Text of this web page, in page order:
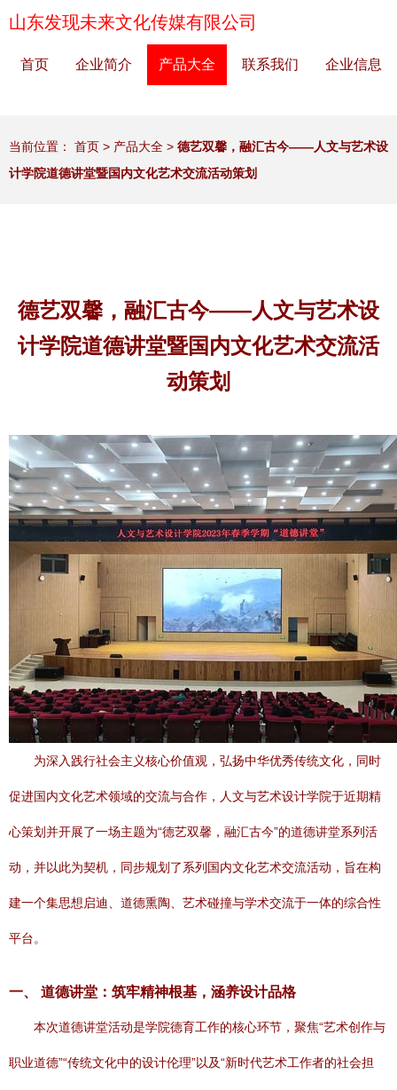
山东发现未来文化传媒有限公司
首页 企业简介 产品大全 联系我们 企业信息
当前位置： 首页 > 产品大全 > 德艺双馨，融汇古今——人文与艺术设
计学院道德讲堂暨国内文化艺术交流活动策划
德艺双馨，融汇古今——人文与艺术设
计学院道德讲堂暨国内文化艺术交流活
动策划
为深入践行社会主义核心价值观，弘扬中华优秀传统文化，同时
促进国内文化艺术领域的交流与合作，人文与艺术设计学院于近期精
心策划并开展了一场主题为“德艺双馨，融汇古今”的道德讲堂系列活
动，并以此为契机，同步规划了系列国内文化艺术交流活动，旨在构
建一个集思想启迪、道德熏陶、艺术碰撞与学术交流于一体的综合性
平台。
一、 道德讲堂：筑牢精神根基，涵养设计品格
本次道德讲堂活动是学院德育工作的核心环节，聚焦“艺术创作与
职业道德”“传统文化中的设计伦理”以及“新时代艺术工作者的社会担